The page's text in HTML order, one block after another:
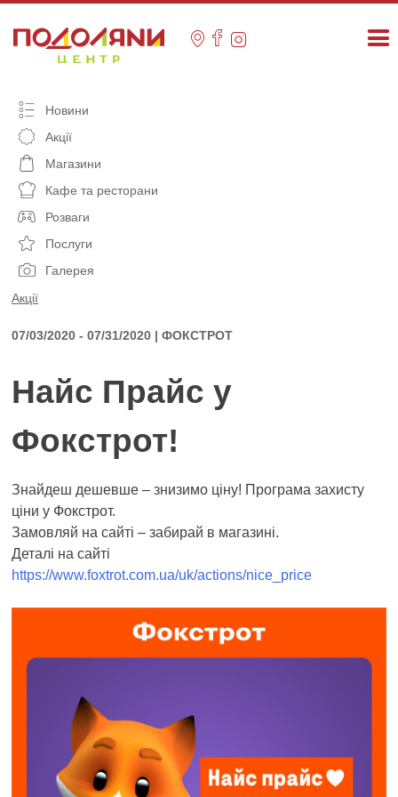
content
Новини
Акції
Магазини
Кафе та ресторани
Розваги
Послуги
Галерея
Акції
07/03/2020 - 07/31/2020 | ФОКСТРОТ
Найс Прайс у
Фокстрот!
Знайдеш дешевше – знизимо ціну! Програма захисту
ціни у Фокстрот.
Замовляй на сайті – забирай в магазині.
Деталі на сайті
https://www.foxtrot.com.ua/uk/actions/nice_price